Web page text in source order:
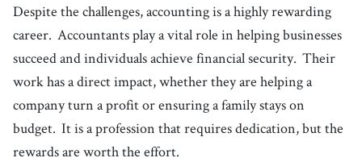
Despite the challenges, accounting is a highly rewarding
career. Accountants play a vital role in helping businesses
succeed and individuals achieve financial security. Their
work has a direct impact, whether they are helping a
company turn a profit or ensuring a family stays on
budget. It is a profession that requires dedication, but the
rewards are worth the effort.